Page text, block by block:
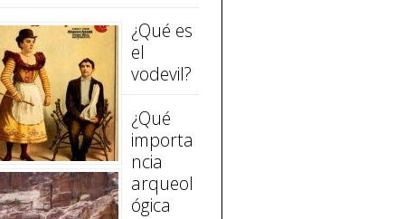
¿Qué es
el
vodevil?
¿Qué
importa
ncia
arqueol
ógica